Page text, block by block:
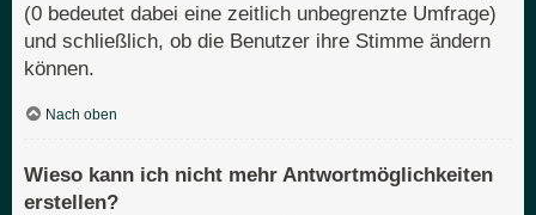
(0 bedeutet dabei eine zeitlich unbegrenzte Umfrage)
und schließlich, ob die Benutzer ihre Stimme ändern
können.
Nach oben
Wieso kann ich nicht mehr Antwortmöglichkeiten
erstellen?